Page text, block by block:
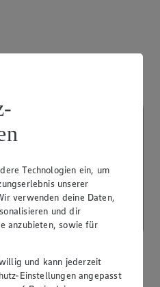
Technologien ein, um
unserer
verwenden deine Daten,
und dir
anzubieten, sowie für
und kann jederzeit
Einstellungen angepasst